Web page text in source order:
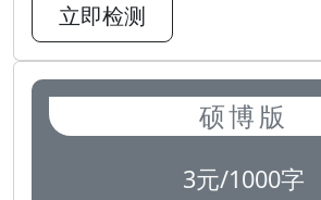
立即检测
硕博版
3元/1000字